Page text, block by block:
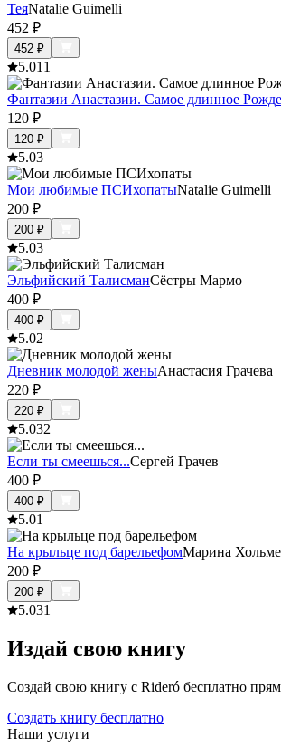
ТеяNatalie Guimelli
452 ₽
452 ₽
5.011
Фантазии Анастазии. Самое длинное
120 ₽
120 ₽
5.03
Мои любимые ПСИхопатыNatalie Guimelli
200 ₽
200 ₽
5.03
Эльфийский ТалисманСёстры Мармо
400 ₽
400 ₽
5.02
Дневник молодой женыАнастасия Грачева
220 ₽
220 ₽
5.032
Если ты смеешься...Сергей Грачев
400 ₽
400 ₽
5.01
На крыльце под барельефомМарина
200 ₽
200 ₽
5.031
Издай свою книгу
Создай свою книгу с Rideró бесплатно
Создать книгу бесплатно
Наши услуги